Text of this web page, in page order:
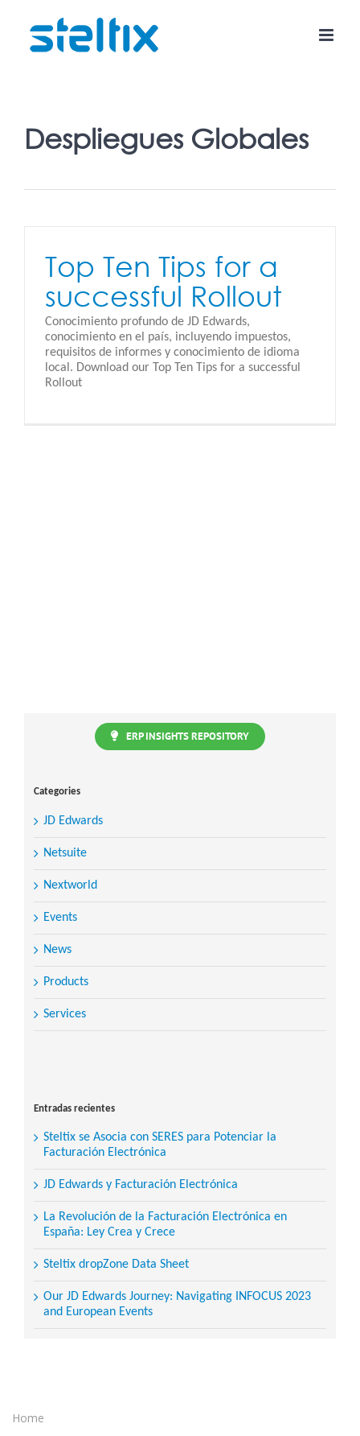
content
Despliegues Globales
Top Ten Tips for a
successful Rollout
Conocimiento profundo de JD Edwards,
conocimiento en el país, incluyendo impuestos,
requisitos de informes y conocimiento de idioma
local. Download our Top Ten Tips for a successful
Rollout
ERP INSIGHTS REPOSITORY
Categories
JD Edwards
Netsuite
Nextworld
Events
News
Products
Services
Entradas recientes
Steltix se Asocia con SERES para Potenciar la
Facturación Electrónica
JD Edwards y Facturación Electrónica
La Revolución de la Facturación Electrónica en
España: Ley Crea y Crece
Steltix dropZone Data Sheet
Our JD Edwards Journey: Navigating INFOCUS 2023
and European Events
Home